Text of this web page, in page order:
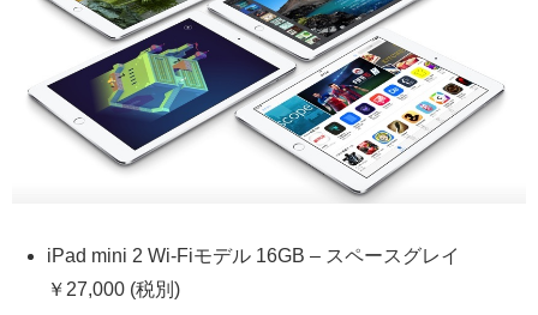
iPad mini 2 Wi-Fiモデル 16GB – スペースグレイ
￥27,000 (税別)